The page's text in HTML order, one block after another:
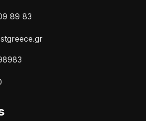
89 83